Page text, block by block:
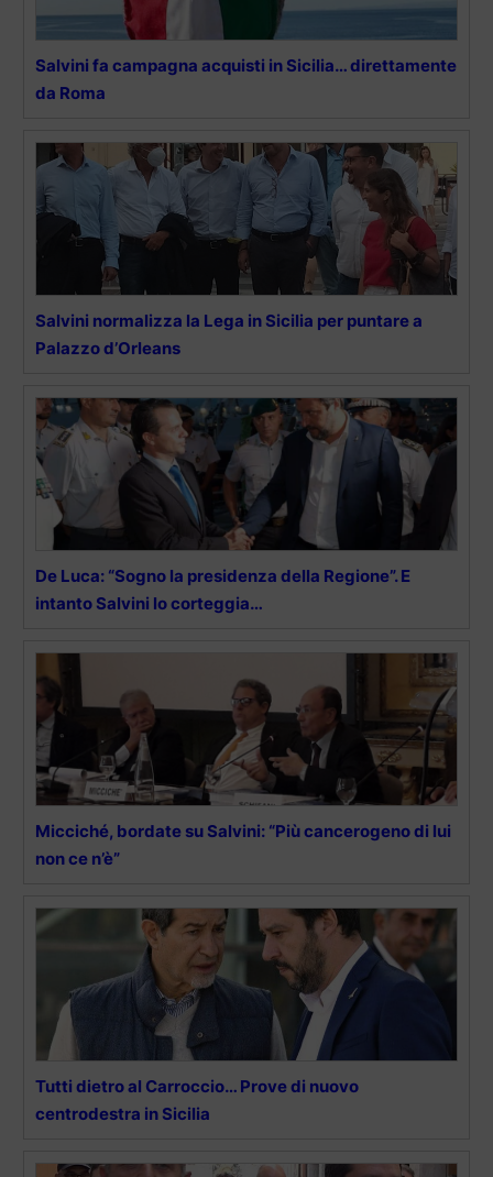
Salvini fa campagna acquisti in Sicilia… direttamente
da Roma
Salvini normalizza la Lega in Sicilia per puntare a
Palazzo d’Orleans
De Luca: “Sogno la presidenza della Regione”. E
intanto Salvini lo corteggia…
Micciché, bordate su Salvini: “Più cancerogeno di lui
non ce n’è”
Tutti dietro al Carroccio… Prove di nuovo
centrodestra in Sicilia